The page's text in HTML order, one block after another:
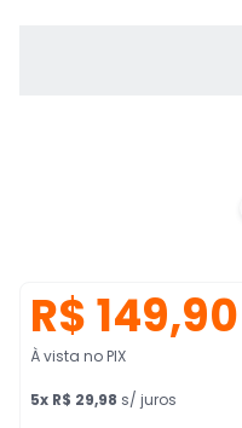
R$ 149,90
À vista no PIX
5x R$ 29,98 s/ juros